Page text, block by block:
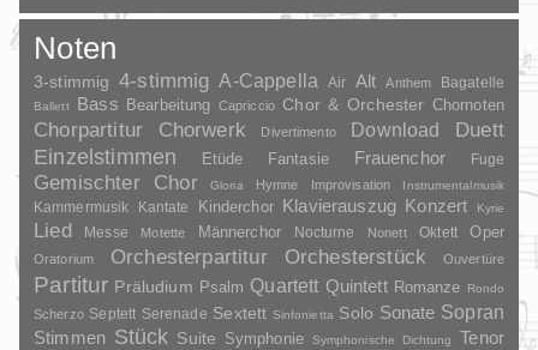
Noten
3-stimmig 4-stimmig A-Cappella Air Alt Anthem Bagatelle
Ballett Bass Bearbeitung Capriccio Chor & Orchester Chornoten
Chorpartitur Chorwerk Divertimento Download
Duett
Einzelstimmen
Etüde Fantasie Frauenchor Fuge
Gemischter Chor Gloria Hymne Improvisation Instrumentalmusik
Kammermusik Kantate Kinderchor Klavierauszug Konzert Kyrie
Lied Messe Motette Männerchor Nocturne Nonett Oktett Oper
Oratorium Orchesterpartitur Orchesterstück Ouvertüre
Partitur Präludium Psalm Quartett Quintett Romanze Rondo
Scherzo Septett Serenade Sextett Sinfonietta Solo Sonate Sopran
Stimmen Stück Suite Symphonie Symphonische Dichtung Tenor